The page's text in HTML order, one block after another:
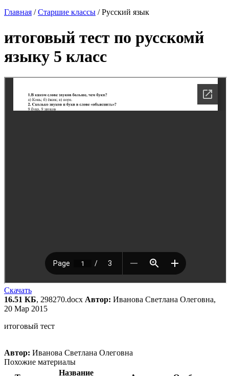
Главная /Старшие классы /Русский язык
итоговый тест по русскомй
языку 5 класс
Скачать
16.51 КБ, 298270.docx Автор: Иванова Светлана Олеговна,
20 Мар 2015
итоговый тест
Автор: Иванова Светлана Олеговна
Похожие материалы
Название